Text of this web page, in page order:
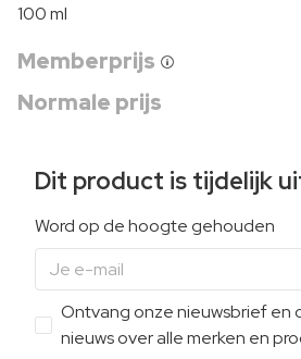
100 ml
Memberprijs
Normale prijs
Dit product is tijdelijk
Word op de hoogte gehouden
Ontvang onze nieuwsbrief
nieuws over alle merken en